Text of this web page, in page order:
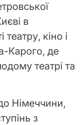
в
кіно і
Карого, де
театрі та
Німеччини,
з